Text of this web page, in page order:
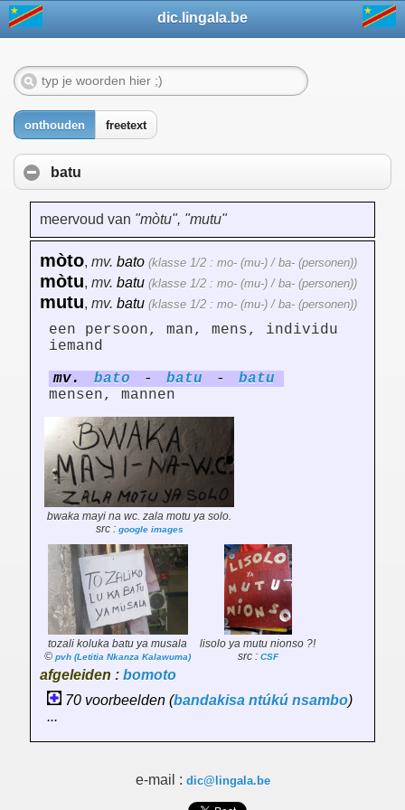
dic.lingala.be
onthouden freetext
batu
meervoud van "mòtu", "mutu"
mòto, mv. bato (klasse 1/2 : mo- (mu-) / ba- (personen))
mòtu, mv. batu (klasse 1/2 : mo- (mu-) / ba- (personen))
mutu, mv. batu (klasse 1/2 : mo- (mu-) / ba- (personen))
een persoon, man, mens, individu
iemand
mv.
bato - batu -
batu
mensen, mannen
bwaka mayi na wc. zala motu ya solo.
src : google images
tozali koluka batu ya musala
© pvh (Letitia Nkanza Kalawuma)
lisolo ya mutu nionso ?!
src : CSF
afgeleiden : bomoto
70 voorbeelden (bandakisa ntúkú nsambo)
...
e-mail : dic@lingala.be